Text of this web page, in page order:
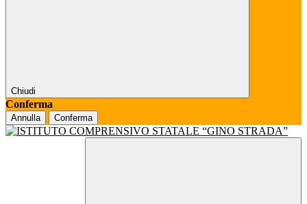
Chiudi
Conferma
Annulla Conferma